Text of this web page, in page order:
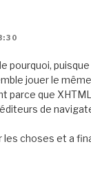
pourquoi,
jouer le
parce que
de
les choses et a